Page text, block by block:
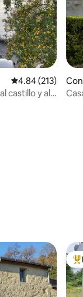
Calificación
4.84 (213)